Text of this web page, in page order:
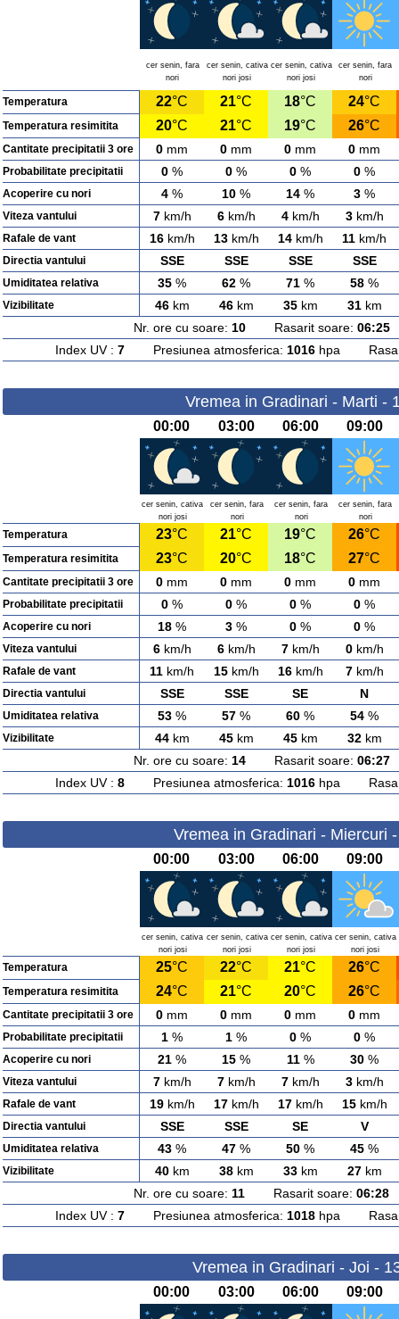
cer senin, fara
nori
cer senin, cativa
nori josi
cer senin, cativa
nori josi
cer senin, fara
nori
Temperatura 22°C 21°C 18°C 24°C
Temperatura resimitita 20°C 21°C 19°C 26°C
Cantitate precipitatii 3 ore 0 mm 0 mm 0 mm 0 mm
Probabilitate precipitatii 0 % 0 % 0 % 0 %
Acoperire cu nori 4 % 10 % 14 % 3 %
Viteza vantului 7km/h 6km/h 4km/h 3km/h
Rafale de vant 16km/h 13km/h 14km/h 11 km/h
Directia vantului SSE SSE SSE SSE
Umiditatea relativa 35 % 62 % 71 % 58 %
Vizibilitate 46km 46km 35km 31km
Nr. ore cu soare: 10Rasarit soare: 06:25
Index UV : 7Presiunea atmosferica: 1016hpa
Vremea in Gradinari - Marti -
00:00 03:00 06:00 09:00
cer senin, cativa
nori josi
cer senin, fara
nori
cer senin, fara
nori
cer senin, fara
nori
Temperatura 23°C 21°C 19°C 26°C
Temperatura resimitita 23°C 20°C 18°C 27°C
Cantitate precipitatii 3 ore 0 mm 0 mm 0 mm 0 mm
Probabilitate precipitatii 0 % 0 % 0 % 0 %
Acoperire cu nori 18 % 3 % 0 % 0 %
Viteza vantului 6km/h 6km/h 7km/h 0km/h
Rafale de vant 11 km/h 15km/h 16km/h 7km/h
Directia vantului SSE SSE SE N
Umiditatea relativa 53 % 57 % 60 % 54 %
Vizibilitate 44km 45km 45km 32km
Nr. ore cu soare: 14Rasarit soare: 06:27
Index UV : 8Presiunea atmosferica: 1016hpa
Vremea in Gradinari - Miercuri
00:00 03:00 06:00 09:00
cer senin, cativa
nori josi
cer senin, cativa
nori josi
cer senin, cativa
nori josi
cer senin, cativa
nori josi
Temperatura 25°C 22°C 21°C 26°C
Temperatura resimitita 24°C 21°C 20°C 26°C
Cantitate precipitatii 3 ore 0 mm 0 mm 0 mm 0 mm
Probabilitate precipitatii 1 % 1 % 0 % 0 %
Acoperire cu nori 21 % 15 % 11% 30 %
Viteza vantului 7km/h 7km/h 7km/h 3km/h
Rafale de vant 19km/h 17km/h 17km/h 15km/h
Directia vantului SSE SSE SE V
Umiditatea relativa 43 % 47 % 50 % 45 %
Vizibilitate 40km 38km 33km 27km
Nr. ore cu soare: 11 Rasarit soare: 06:28
Index UV : 7Presiunea atmosferica: 1018hpa
Vremea in Gradinari - Joi -
00:00 03:00 06:00 09:00